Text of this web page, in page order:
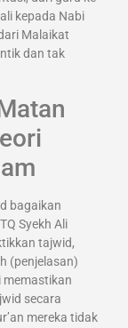
kepada Nabi
Malaikat
dan tak
bagaikan
Syekh Ali
tajwid,
(penjelasan)
memastikan
secara
mereka tidak